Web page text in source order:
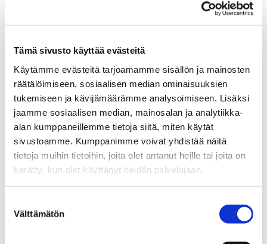
Tämä sivusto käyttää evästeitä
Käytämme evästeitä tarjoamamme sisällön ja mainosten
räätälöimiseen, sosiaalisen median ominaisuuksien
tukemiseen ja kävijämäärämme analysoimiseen. Lisäksi
jaamme sosiaalisen median, mainosalan ja analytiikka-
alan kumppaneillemme tietoja siitä, miten käytät
sivustoamme. Kumppanimme voivat yhdistää näitä
tietoja muihin tietoihin, joita olet antanut heille tai joita on
kerätty, kun olet käyttänyt heidän palvelujaan.
valinta
Välttämätön
We work with companies across the industries
Yle.
tampereai@businesstampere.com
Tampere AI
About Ecosystem